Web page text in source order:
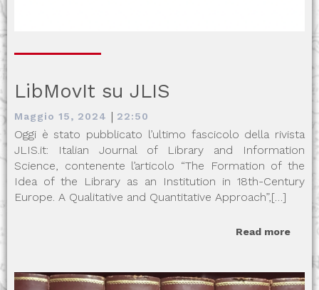
LibMovIt su JLIS
Maggio 15, 2024 | 22:50
Oggi è stato pubblicato l’ultimo fascicolo della rivista
JLIS.it: Italian Journal of Library and Information
Science, contenente l’articolo “The Formation of the
Idea of the Library as an Institution in 18th-Century
Europe. A Qualitative and Quantitative Approach”,[…]
Read more